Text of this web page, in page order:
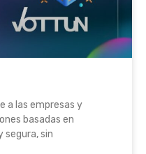
a las empresas y
basadas en
segura, sin